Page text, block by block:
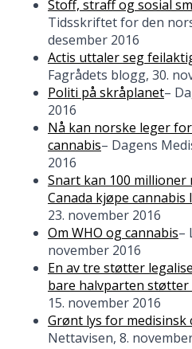
Stoff, straff og sosial
Tidsskriftet for den
desember 2016
Actis uttaler seg
Fagrådets blogg, 30.
Politi på skråplanet–
2016
Nå kan norske leger
cannabis– Dagens
2016
Snart kan 100 millioner
Canada kjøpe cannabis
23. november 2016
Om WHO og cannabis–
november 2016
En av tre støtter
bare halvparten
15. november 2016
Grønt lys for medisinsk
Nettavisen, 8.